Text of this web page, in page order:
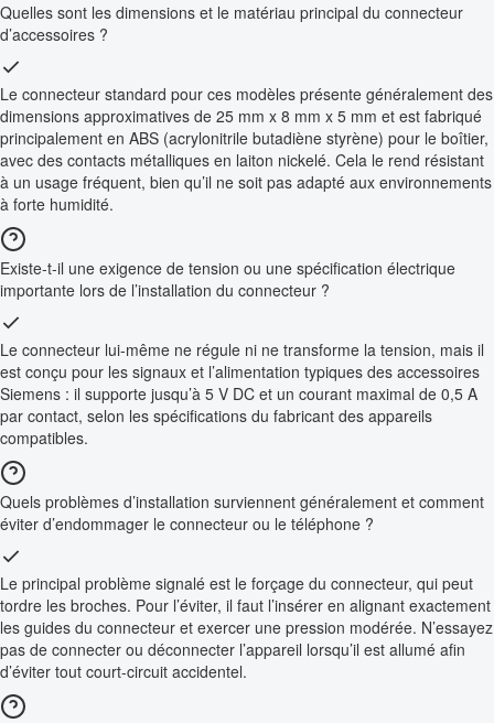
Quelles sont les dimensions et le matériau principal du connecteur
d’accessoires ?
Le connecteur standard pour ces modèles présente généralement des
dimensions approximatives de 25 mm x 8 mm x 5 mm et est fabriqué
principalement en ABS (acrylonitrile butadiène styrène) pour le boîtier,
avec des contacts métalliques en laiton nickelé. Cela le rend résistant
à un usage fréquent, bien qu’il ne soit pas adapté aux environnements
à forte humidité.
Existe-t-il une exigence de tension ou une spécification électrique
importante lors de l’installation du connecteur ?
Le connecteur lui-même ne régule ni ne transforme la tension, mais il
est conçu pour les signaux et l’alimentation typiques des accessoires
Siemens : il supporte jusqu’à 5 V DC et un courant maximal de 0,5 A
par contact, selon les spécifications du fabricant des appareils
compatibles.
Quels problèmes d’installation surviennent généralement et comment
éviter d’endommager le connecteur ou le téléphone ?
Le principal problème signalé est le forçage du connecteur, qui peut
tordre les broches. Pour l’éviter, il faut l’insérer en alignant exactement
les guides du connecteur et exercer une pression modérée. N’essayez
pas de connecter ou déconnecter l’appareil lorsqu’il est allumé afin
d’éviter tout court-circuit accidentel.